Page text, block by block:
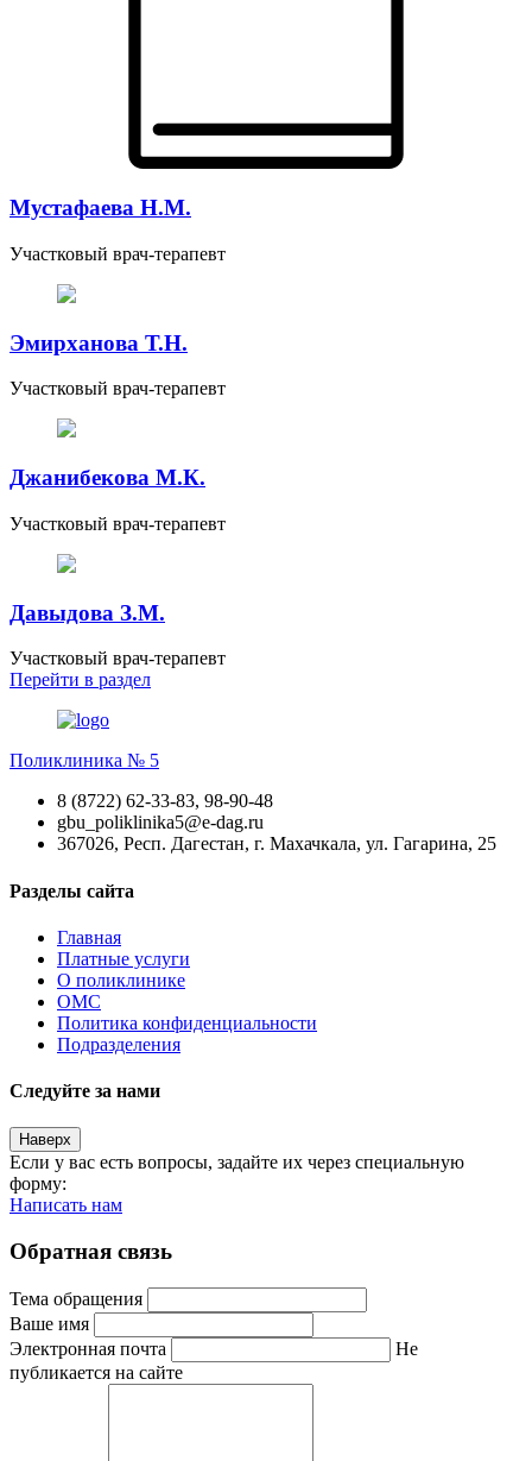
Мустафаева Н.М.
Участковый врач-терапевт
Эмирханова Т.Н.
Участковый врач-терапевт
Джанибекова М.К.
Участковый врач-терапевт
Давыдова З.М.
Участковый врач-терапевт
Перейти в раздел
Поликлиника № 5
8 (8722) 62-33-83, 98-90-48
gbu_poliklinika5@e-dag.ru
367026, Респ. Дагестан, г. Махачкала, ул. Гагарина, 25
Разделы сайта
Главная
Платные услуги
О поликлинике
ОМС
Политика конфиденциальности
Подразделения
Следуйте за нами
Наверх
Если у вас есть вопросы, задайте их через специальную
форму:
Написать нам
Обратная связь
Тема обращения
Ваше имя
Электронная почта
Не
публикается на сайте